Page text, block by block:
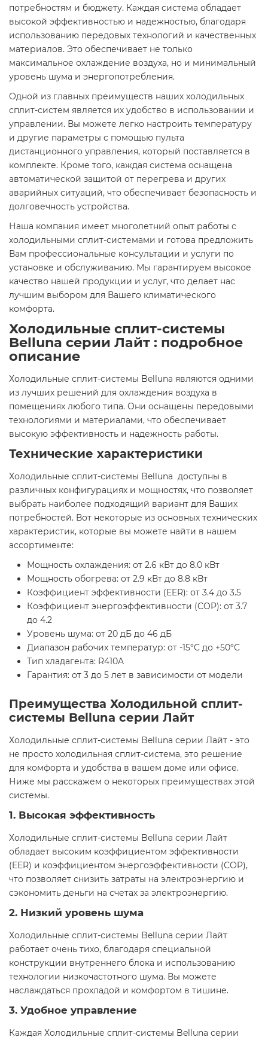
потребностям и бюджету. Каждая система обладает
высокой эффективностью и надежностью, благодаря
использованию передовых технологий и качественных
материалов. Это обеспечивает не только
максимальное охлаждение воздуха, но и минимальный
уровень шума и энергопотребления.
Одной из главных преимуществ наших холодильных
сплит-систем является их удобство в использовании и
управлении. Вы можете легко настроить температуру
и другие параметры с помощью пульта
дистанционного управления, который поставляется в
комплекте. Кроме того, каждая система оснащена
автоматической защитой от перегрева и других
аварийных ситуаций, что обеспечивает безопасность и
долговечность устройства.
Наша компания имеет многолетний опыт работы с
холодильными сплит-системами и готова предложить
Вам профессиональные консультации и услуги по
установке и обслуживанию. Мы гарантируем высокое
качество нашей продукции и услуг, что делает нас
лучшим выбором для Вашего климатического
комфорта.
Холодильные сплит-системы
Belluna серии Лайт : подробное
описание
Холодильные сплит-системы Belluna являются одними
из лучших решений для охлаждения воздуха в
помещениях любого типа. Они оснащены передовыми
технологиями и материалами, что обеспечивает
высокую эффективность и надежность работы.
Технические характеристики
Холодильные сплит-системы Belluna доступны в
различных конфигурациях и мощностях, что позволяет
выбрать наиболее подходящий вариант для Ваших
потребностей. Вот некоторые из основных технических
характеристик, которые вы можете найти в нашем
ассортименте:
Мощность охлаждения: от 2.6 кВт до 8.0 кВт
Мощность обогрева: от 2.9 кВт до 8.8 кВт
Коэффициент эффективности (EER): от 3.4 до 3.5
Коэффициент энергоэффективности (COP): от 3.7
до 4.2
Уровень шума: от 20 дБ до 46 дБ
Диапазон рабочих температур: от -15°C до +50°C
Тип хладагента: R410A
Гарантия: от 3 до 5 лет в зависимости от модели
Преимущества Холодильной сплит-
системы Belluna серии Лайт
Холодильные сплит-системы Belluna серии Лайт - это
не просто холодильная сплит-система, это решение
для комфорта и удобства в вашем доме или офисе.
Ниже мы расскажем о некоторых преимуществах этой
системы.
1. Высокая эффективность
Холодильные сплит-системы Belluna серии Лайт
обладает высоким коэффициентом эффективности
(EER) и коэффициентом энергоэффективности (COP),
что позволяет снизить затраты на электроэнергию и
сэкономить деньги на счетах за электроэнергию.
2. Низкий уровень шума
Холодильные сплит-системы Belluna серии Лайт
работает очень тихо, благодаря специальной
конструкции внутреннего блока и использованию
технологии низкочастотного шума. Вы можете
наслаждаться прохладой и комфортом в тишине.
3. Удобное управление
Каждая Холодильные сплит-системы Belluna серии